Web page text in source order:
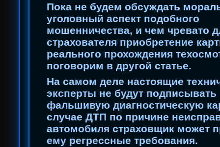
Пока не будем обсуждать
уголовный аспект подобного
мошенничества, и чем чревато
страхователя приобретение
реального прохождения
поговорим в другой статье.
На самом деле настоящие
эксперты не будут подписывать
фальшивую диагностическую
случае ДТП по причине
автомобиля страховщик может
ему регрессные требования.